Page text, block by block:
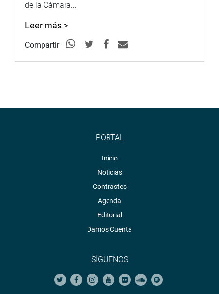
de la Cámara...
Leer más >
Compartir
PORTAL
Inicio
Noticias
Contrastes
Agenda
Editorial
Damos Cuenta
SÍGUENOS